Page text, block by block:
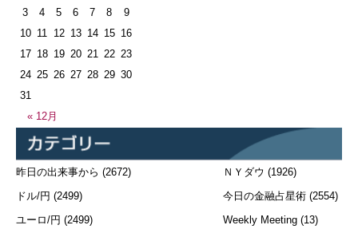
« 12月
3
4 5 6 7 8
9
10 11 12 13 14 15 16
17 18 19 20 21 22 23
24 25 26 27 28 29 30
31
昨日の出来事から (2672)
ドル/円 (2499)
ユーロ/円 (2499)
ＮＹダウ (1926)
今日の金融占星術 (2554)
Weekly Meeting (13)